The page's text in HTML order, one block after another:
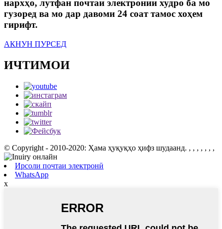
нархҳо, лутфан почтаи электронии худро ба мо
гузоред ва мо дар давоми 24 соат тамос хоҳем
гирифт.
АКНУН ПУРСЕД
ИЧТИМОИ
© Copyright - 2010-2020: Ҳама ҳуқуқҳо ҳифз шудаанд. , , , , , , ,
Ирсоли почтаи электронӣ
WhatsApp
x